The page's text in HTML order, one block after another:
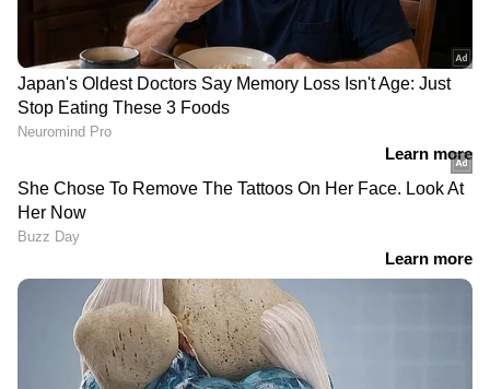
റിമാൻഡിൽ; തലശ്ശേരി
സ്‌പെഷ്യൽ സബ്
ജയിലിലേക്ക് മാറ്റി,
ഊന്നുകൽ പൊലീസ് നാളെ
ഫോർമൽ അറസ്റ്റിനുള്ള
അപേക്ഷ നൽകും
അറസ്റ്റ്: വിവരം നൽകിയ
ഓട്ടോ ഡ്രൈവർക്ക്
പാരിതോഷികം; ഒരു ലക്ഷം
രൂപ നൽകുമെന്ന് ഒരു
മഹാരാഷ്ട്രയിൽ പാലിന്
രൂപയുടെ വർധന ഓഗസ്റ്റ്
11 മുതൽ
അര്‍ജുന്‍ ആയങ്കിയെ പിടിച്ച
ശേഷമാണ് പൊലീസ് ഈ
വൃത്തികേട് കാണിച്ചത്,
തിരച്ചിൽ
അടിയന്തരാവസ്ഥക്കാലത്തെ
ഓർമിപ്പിക്കുന്നതാണെന്ന്
LATEST VIDEOS